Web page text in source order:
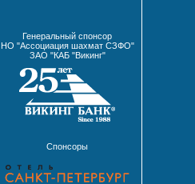
Генеральный спонсор
НО "Ассоциация шахмат СЗФО"
ЗАО "КАБ "Викинг"
Спонсоры